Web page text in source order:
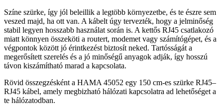
Színe szürke, így jól beleillik a legtöbb környezetbe, és te észre sem
veszed majd, ha ott van. A kábelt úgy tervezték, hogy a jelminőség
stabil legyen hosszabb használat során is. A kettős RJ45 csatlakozó
miatt könnyen összeköti a routert, modemet vagy számítógépet, és a
végpontok között jó érintkezést biztosít neked. Tartósságát a
megerősített szerelés és a jó minőségű anyagok adják, így hosszú
távon kiszámítható marad a kapcsolata.
Rövid összegzésként a HAMA 45052 egy 150 cm-es szürke RJ45–
RJ45 kábel, amely megbizható hálózati kapcsolatra ad lehetőséget a
te hálózatodban.